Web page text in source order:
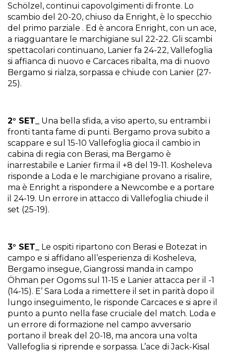
Schölzel, continui capovolgimenti di fronte. Lo
scambio del 20-20, chiuso da Enright, è lo specchio
del primo parziale . Ed è ancora Enright, con un ace,
a riagguantare le marchigiane sul 22-22. Gli scambi
spettacolari continuano, Lanier fa 24-22, Vallefoglia
si affianca di nuovo e Carcaces ribalta, ma di nuovo
Bergamo si rialza, sorpassa e chiude con Lanier (27-
25).
2° SET_
Una bella sfida, a viso aperto, su entrambi i
fronti tanta fame di punti. Bergamo prova subito a
scappare e sul 15-10 Vallefoglia gioca il cambio in
cabina di regia con Berasi, ma Bergamo è
inarrestabile e Lanier firma il +8 del 19-11. Kosheleva
risponde a Loda e le marchigiane provano a risalire,
ma è Enright a rispondere a Newcombe e a portare
il 24-19. Un errore in attacco di Vallefoglia chiude il
set (25-19).
3° SET_
Le ospiti ripartono con Berasi e Botezat in
campo e si affidano all’esperienza di Kosheleva,
Bergamo insegue, Giangrossi manda in campo
Öhman per Ogoms sul 11-15 e Lanier attacca per il -1
(14-15). E’ Sara Loda a rimettere il set in parità dopo il
lungo inseguimento, le risponde Carcaces e si apre il
punto a punto nella fase cruciale del match. Loda e
un errore di formazione nel campo avversario
portano il break del 20-18, ma ancora una volta
Vallefoglia si riprende e sorpassa. L’ace di Jack-Kisal